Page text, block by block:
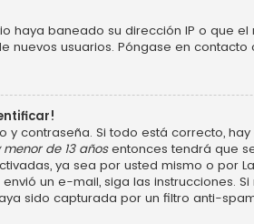
haya baneado su dirección IP o que
usuarios. Póngase en contacto
y contraseña. Si todo está correcto,
menor de 13 añosentonces tendrá que
ya sea por usted mismo o por
un e-mail, siga las
sido capturada por un filtro anti-